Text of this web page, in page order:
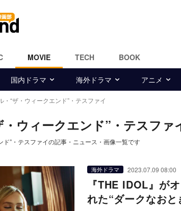
MOVIE TECH BOOK
国内ドラマ 海外ドラマ アニメ
・“ザ・ウィークエンド”・テスファイ
ウィークエンド”・テスファ
ド”・テスファイの記事・ニュース・画像一覧です
海外ドラマ 2023.07.09 08:00
『THE IDOL』が
れた“ダークなおと